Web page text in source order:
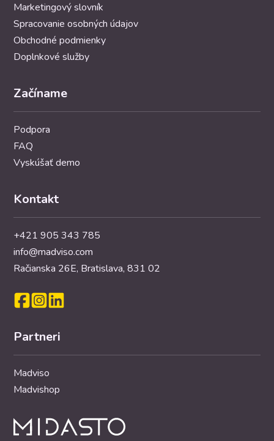
Marketingový slovník
Spracovanie osobných údajov
Obchodné podmienky
Doplnkové služby
Začíname
Podpora
FAQ
Vyskúšať demo
Kontakt
+421 905 343 785
info@madviso.com
Račianska 26E, Bratislava, 831 02
Partneri
Madviso
Madvishop